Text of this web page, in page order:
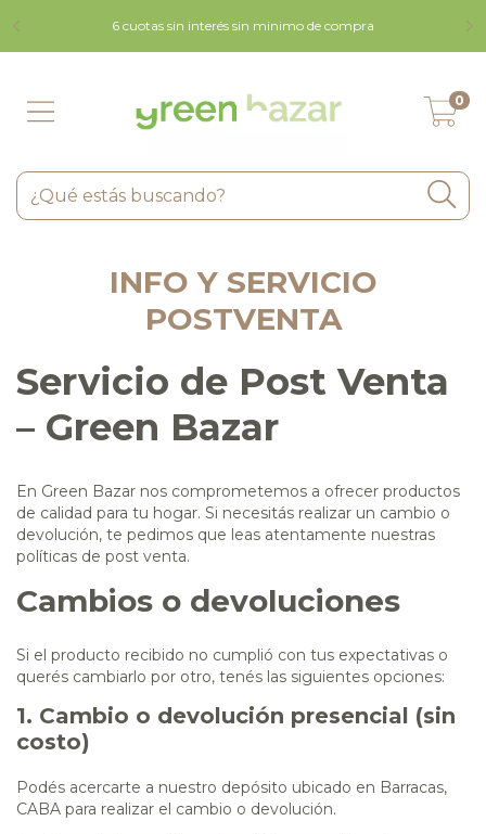
6 cuotas sin interés sin minimo de compra
0
INFO Y SERVICIO
POSTVENTA
Servicio de Post Venta
– Green Bazar
En Green Bazar nos comprometemos a ofrecer productos
de calidad para tu hogar. Si necesitás realizar un cambio o
devolución, te pedimos que leas atentamente nuestras
políticas de post venta.
Cambios o devoluciones
Si el producto recibido no cumplió con tus expectativas o
querés cambiarlo por otro, tenés las siguientes opciones:
1. Cambio o devolución presencial (sin
costo)
Podés acercarte a nuestro depósito ubicado en Barracas,
CABA para realizar el cambio o devolución.